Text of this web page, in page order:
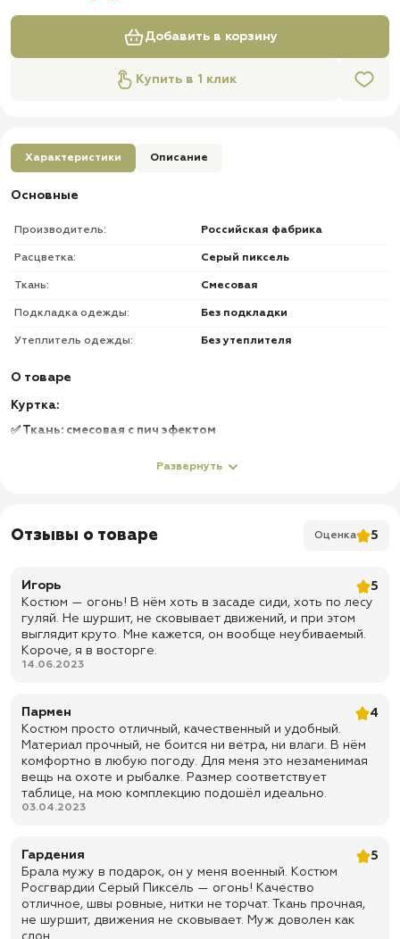
Добавить в корзину
Купить в 1 клик
Характеристики Описание
Основные
Производитель: Российская фабрика
Расцветка: Серый пиксель
Ткань: Смесовая
Подкладка одежды: Без подкладки
Утеплитель одежды: Без утеплителя
О товаре
Куртка:
✅ Ткань: смесовая с пич эфектом
✅ Липучка под шеврон + потайной карман на 2-х рукавах
✅ Воротник на липучке
✅ Липучка под шевроны "Росгвардия" на спине
✅ Фальш погоны
✅ Внутренний карман на липучке
✅ Шлевки под ремень
✅ Тормоза
✅ Ширинка на пуговицах + молния
✅ 2 кармана листочка + 2 боковых
✅ Утяжки ниже колена для фиксации
✅ Утяжка на поясе
✅ Усиления в области паха
✅ Доставка по всей России
✅ Быстрая отправка
Развернуть
Отзывы о товаре Оценка 5
Игорь
5
Костюм — огонь! В нём хоть в засаде сиди, хоть по лесу
гуляй. Не шуршит, не сковывает движений, и при этом
выглядит круто. Мне кажется, он вообще неубиваемый.
Короче, я в восторге.
14.06.2023
Пармен
4
Костюм просто отличный, качественный и удобный.
Материал прочный, не боится ни ветра, ни влаги. В нём
комфортно в любую погоду. Для меня это незаменимая
вещь на охоте и рыбалке. Размер соответствует
таблице, на мою комплекцию подошёл идеально.
03.04.2023
Гардения
5
Брала мужу в подарок, он у меня военный. Костюм
Росгвардии Серый Пиксель — огонь! Качество
отличное, швы ровные, нитки не торчат. Ткань прочная,
не шуршит, движения не сковывает. Муж доволен как
слон.